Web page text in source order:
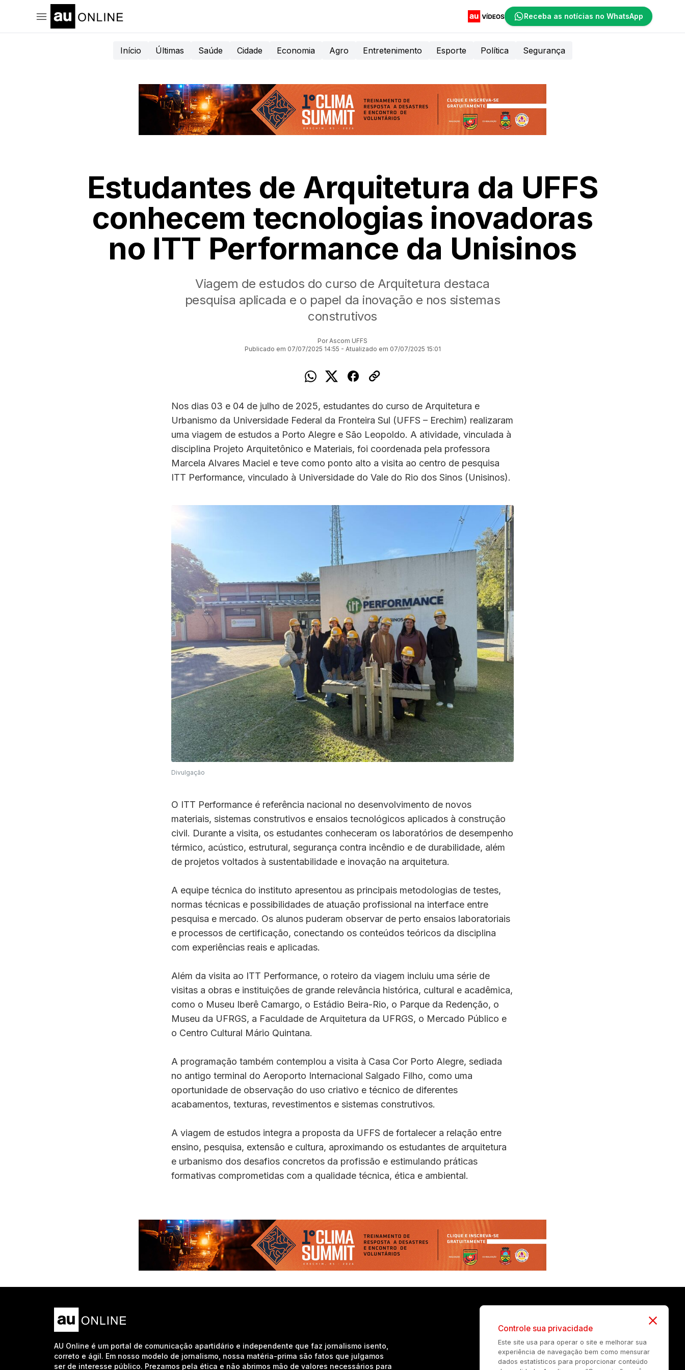
Receba as notícias no WhatsApp
Início Últimas Saúde Cidade Economia Agro Entretenimento Esporte Política Segurança
Estudantes de Arquitetura da UFFS
conhecem tecnologias inovadoras
no ITT Performance da Unisinos
Viagem de estudos do curso de Arquitetura destaca
pesquisa aplicada e o papel da inovação e nos sistemas
construtivos
Por Ascom UFFS
Publicado em 07/07/2025 14:55 - Atualizado em 07/07/2025 15:01
Nos dias 03 e 04 de julho de 2025, estudantes do curso de Arquitetura e
Urbanismo da Universidade Federal da Fronteira Sul (UFFS – Erechim) realizaram
uma viagem de estudos a Porto Alegre e São Leopoldo. A atividade, vinculada à
disciplina Projeto Arquitetônico e Materiais, foi coordenada pela professora
Marcela Alvares Maciel e teve como ponto alto a visita ao centro de pesquisa
ITT Performance, vinculado à Universidade do Vale do Rio dos Sinos (Unisinos).
Divulgação
O ITT Performance é referência nacional no desenvolvimento de novos
materiais, sistemas construtivos e ensaios tecnológicos aplicados à construção
civil. Durante a visita, os estudantes conheceram os laboratórios de desempenho
térmico, acústico, estrutural, segurança contra incêndio e de durabilidade, além
de projetos voltados à sustentabilidade e inovação na arquitetura.
A equipe técnica do instituto apresentou as principais metodologias de testes,
normas técnicas e possibilidades de atuação profissional na interface entre
pesquisa e mercado. Os alunos puderam observar de perto ensaios laboratoriais
e processos de certificação, conectando os conteúdos teóricos da disciplina
com experiências reais e aplicadas.
Além da visita ao ITT Performance, o roteiro da viagem incluiu uma série de
visitas a obras e instituições de grande relevância histórica, cultural e acadêmica,
como o Museu Iberê Camargo, o Estádio Beira-Rio, o Parque da Redenção, o
Museu da UFRGS, a Faculdade de Arquitetura da UFRGS, o Mercado Público e
o Centro Cultural Mário Quintana.
A programação também contemplou a visita à Casa Cor Porto Alegre, sediada
no antigo terminal do Aeroporto Internacional Salgado Filho, como uma
oportunidade de observação do uso criativo e técnico de diferentes
acabamentos, texturas, revestimentos e sistemas construtivos.
A viagem de estudos integra a proposta da UFFS de fortalecer a relação entre
ensino, pesquisa, extensão e cultura, aproximando os estudantes de arquitetura
e urbanismo dos desafios concretos da profissão e estimulando práticas
formativas comprometidas com a qualidade técnica, ética e ambiental.
AU Online é um portal de comunicação apartidário e independente que faz jornalismo isento,
correto e ágil. Em nosso modelo de jornalismo, nossa matéria-prima são fatos que julgamos
ser de interesse público. Prezamos pela ética e não abrimos mão de valores necessários para
Controle sua privacidade
Este site usa para operar o site e melhorar sua
experiência de navegação bem como mensurar
dados estatísticos para proporcionar conteúdo